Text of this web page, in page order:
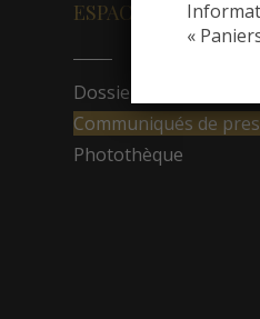
ESPACE PRESSE
Dossier de presse
Communiqués de
Photothèque
«